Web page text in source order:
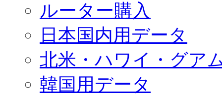
ルーター購入
日本国内用データ
北米・ハワイ・グア
韓国用データ